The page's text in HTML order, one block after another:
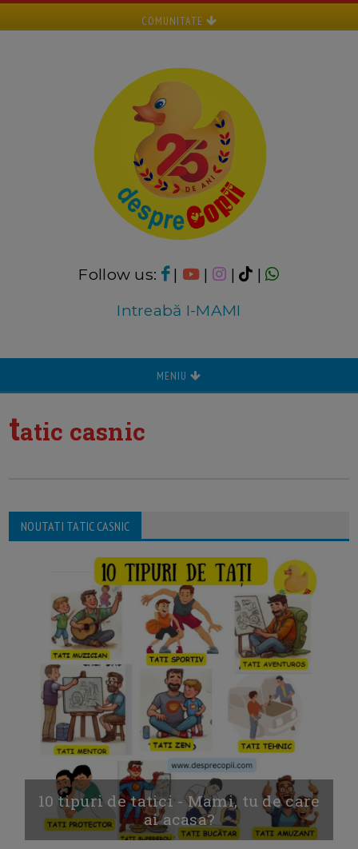
COMUNITATE
Follow us: | | |
|
Intreabă I-MAMI
MENIU
tatic casnic
NOUTATI TATIC CASNIC
10 tipuri de tatici - Mami, tu de care
ai acasa?